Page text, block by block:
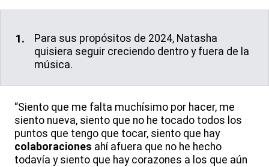
Para sus propósitos de 2024, Natasha
quisiera seguir creciendo dentro y fuera de la
música.
“Siento que me falta muchísimo por hacer, me
siento nueva, siento que no he tocado todos los
puntos que tengo que tocar, siento que hay
colaboraciones ahí afuera que no he hecho
todavía y siento que hay corazones a los que aún